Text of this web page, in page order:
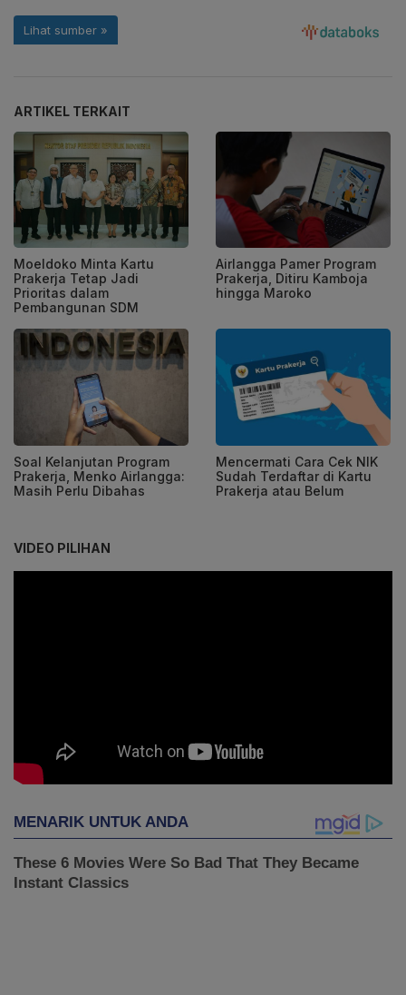
ARTIKEL TERKAIT
Moeldoko Minta Kartu
Prakerja Tetap Jadi
Prioritas dalam
Pembangunan SDM
Airlangga Pamer Program
Prakerja, Ditiru Kamboja
hingga Maroko
Soal Kelanjutan Program
Prakerja, Menko Airlangga:
Masih Perlu Dibahas
Mencermati Cara Cek NIK
Sudah Terdaftar di Kartu
Prakerja atau Belum
VIDEO PILIHAN